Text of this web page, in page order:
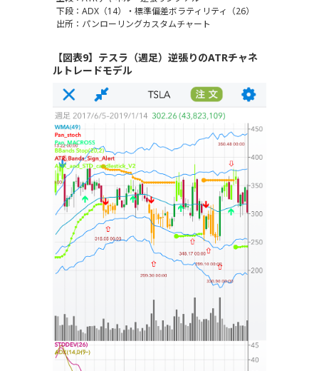
下段：ADX（14）・標準偏差ボラティリティ（26）
出所：パンローリングカスタムチャート
【図表9】テスラ（週足）逆張りのATRチャネ
ルトレードモデル